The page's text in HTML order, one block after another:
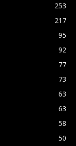
253
217
95
92
77
73
63
63
58
50